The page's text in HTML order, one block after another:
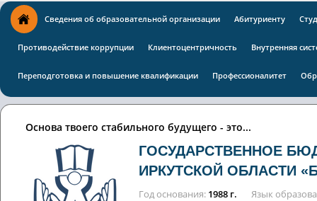
Сведения об образовательной организации Абитуриенту
Противодействие коррупции Клиентоцентричность Внутренняя
Переподготовка и повышение квалификации Профессионалитет
Основа твоего стабильного будущего - это...
ГОСУДАРСТВЕННОЕ
ИРКУТСКОЙ ОБЛАСТИ
Год основания 1988 г. Язык